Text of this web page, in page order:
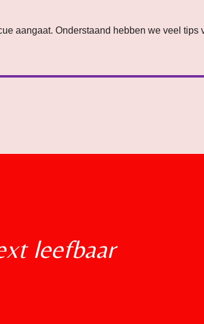
aangaat. Onderstaand hebben we veel tips
leefbaar